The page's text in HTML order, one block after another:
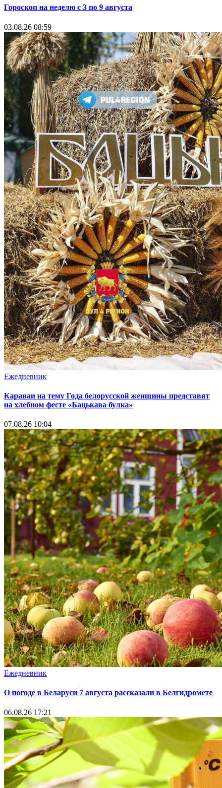
Гороскоп на неделю с 3 по 9 августа
03.08.26 08:59
Ежедневник
Караваи на тему Года белорусской женщины представят
на хлебном фесте «Бацькава булка»
07.08.26 10:04
Ежедневник
О погоде в Беларуси 7 августа рассказали в Белгидромете
06.08.26 17:21